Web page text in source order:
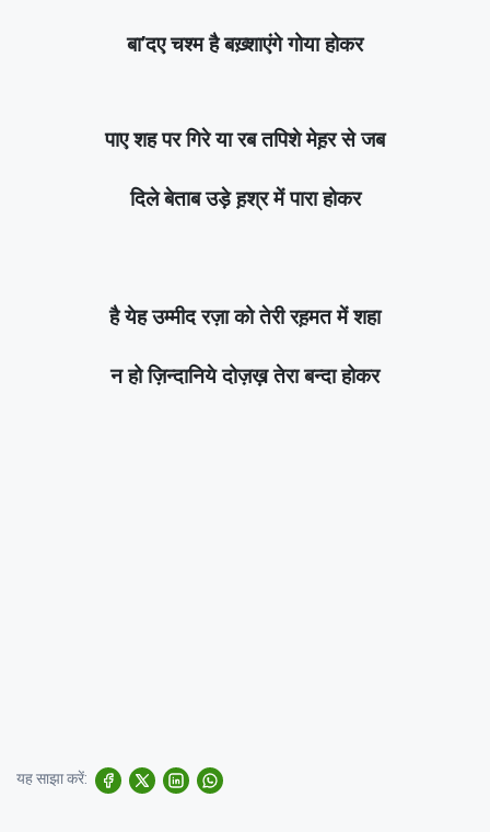
बा’दए चश्म है बख़्शाएंगे गोया होकर
पाए शह पर गिरे या रब तपिशे मेह़र से जब
दिले बेताब उड़े ह़श्र में पारा होकर
है येह उम्मीद रज़ा को तेरी रह़मत में शहा
न हो ज़िन्दानिये दोज़ख़ तेरा बन्दा होकर
यह साझा करें: